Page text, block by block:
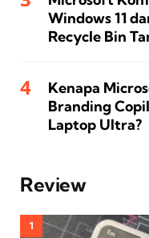
Windows 11
Recycle Bin
Kenapa
Branding
Laptop Ultra?
Review